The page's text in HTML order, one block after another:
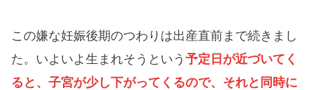
この嫌な妊娠後期のつわりは出産直前まで続きまし
た。いよいよ生まれそうという予定日が近づいてく
ると、子宮が少し下がってくるので、それと同時に